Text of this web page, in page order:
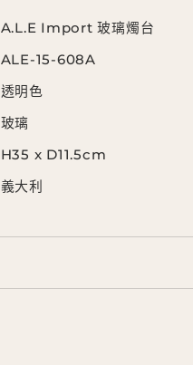
A.L.E Import 玻璃燭台
ALE-15-608A
透明色
玻璃
H35 x D11.5cm
義大利